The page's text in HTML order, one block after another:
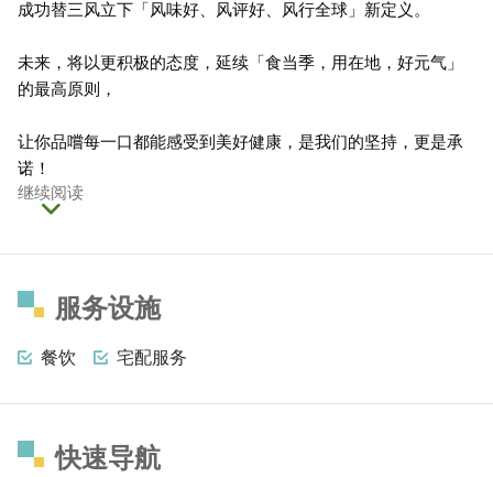
成功替三风立下「风味好、风评好、风行全球」新定义。
未来，将以更积极的态度，延续「食当季，用在地，好元气」
的最高原则，
让你品嚐每一口都能感受到美好健康，是我们的坚持，更是承
诺！
继续阅读
服务设施
餐饮 宅配服务
快速导航